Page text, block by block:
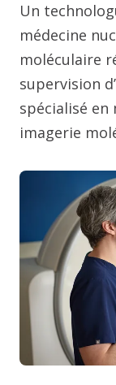
Un
médecine
moléculaire
supervision
spécialisé en
imagerie